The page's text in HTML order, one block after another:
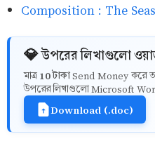
Composition : The
💎 উপরের লিখাগুলো
মাত্র 10 টাকাSend Money করে
উপরের লিখাগুলো Microsoft
Download (.doc)